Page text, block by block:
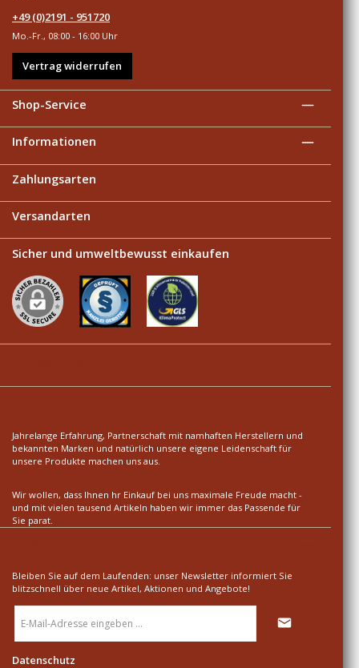
+49 (0)2191 - 951720
Mo.-Fr., 08:00 - 16:00 Uhr
Vertrag widerrufen
Shop-Service
Informationen
Zahlungsarten
Versandarten
Sicher und umweltbewusst einkaufen
Jahrelange Erfahrung, Partnerschaft mit namhaften Herstellern und
bekannten Marken und natürlich unsere eigene Leidenschaft für
unsere Produkte machen uns aus.
Wir wollen, dass Ihnen hr Einkauf bei uns maximale Freude macht -
und mit vielen tausend Artikeln haben wir immer das Passende für
Sie parat.
Bleiben Sie auf dem Laufenden: unser Newsletter informiert Sie
blitzschnell über neue Artikel, Aktionen und Angebote!
Mail-
Datenschutz